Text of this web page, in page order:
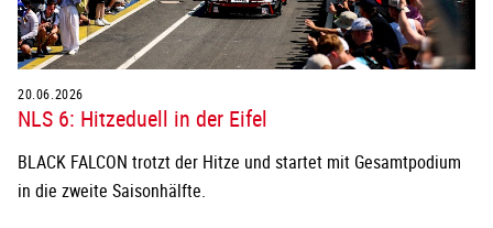
20.06.2026
NLS 6: Hitzeduell in der Eifel
BLACK FALCON trotzt der Hitze und startet mit Gesamtpodium
in die zweite Saisonhälfte.